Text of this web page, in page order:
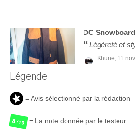
DC
Légèreté et
Khune, 11
Légende
= Avis sélectionné par la rédaction
8/10 = La note donnée par le testeur